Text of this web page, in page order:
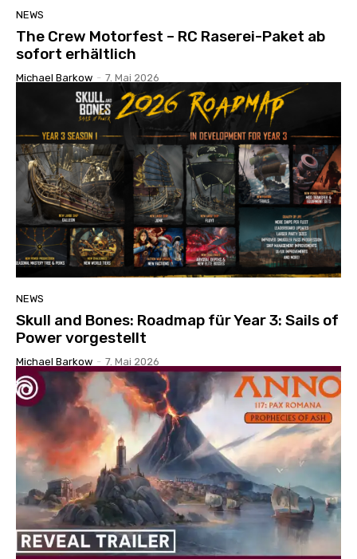
NEWS
The Crew Motorfest – RC Raserei-Paket ab
sofort erhältlich
Michael Barkow - 7. Mai 2026
NEWS
Skull and Bones: Roadmap für Year 3: Sails of
Power vorgestellt
Michael Barkow - 7. Mai 2026